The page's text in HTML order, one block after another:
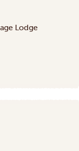
Lodge